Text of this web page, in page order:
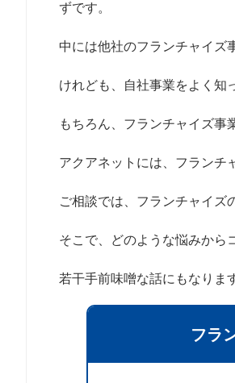
ずです。
中には他社のフランチャイズ
けれども、自社事業をよく知
もちろん、フランチャイズ事
アクアネットには、フランチ
ご相談では、フランチャイズ
そこで、どのような悩みから
若干手前味噌な話にもなりま
フラ